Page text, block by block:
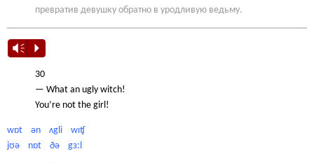
превратив девушку обратно в уродливую ведьму.
Vm P
30
— What an ugly witch!
You’re not the girl!
wɒt ən ʌgli wɪʧ
jʊə nɒt ðə gɜːl